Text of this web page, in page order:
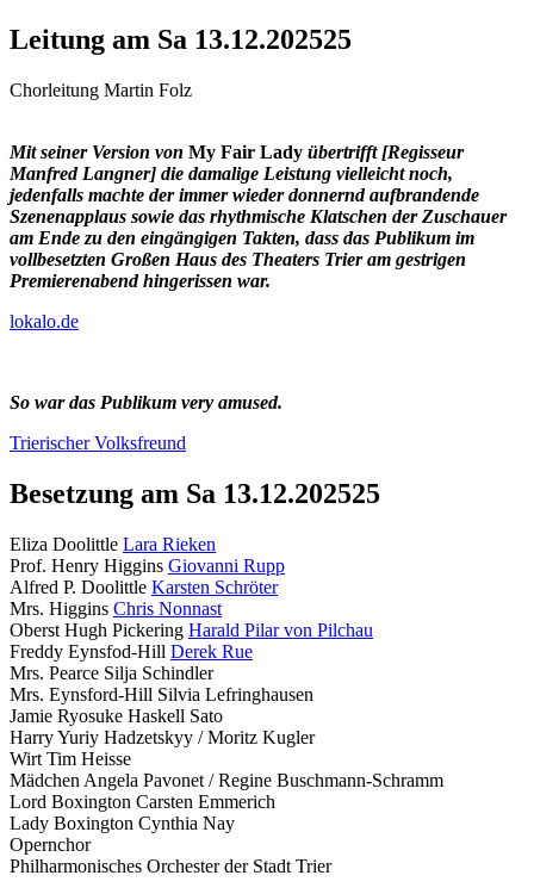
Leitung am Sa 13.12.202525
Chorleitung Martin Folz
Mit seiner Version von My Fair Lady übertrifft [Regisseur
Manfred Langner] die damalige Leistung vielleicht noch,
jedenfalls machte der immer wieder donnernd aufbrandende
Szenenapplaus sowie das rhythmische Klatschen der Zuschauer
am Ende zu den eingängigen Takten, dass das Publikum im
vollbesetzten Großen Haus des Theaters Trier am gestrigen
Premierenabend hingerissen war.
lokalo.de
So war das Publikum very amused.
Trierischer Volksfreund
Besetzung am Sa 13.12.202525
Eliza Doolittle Lara Rieken
Prof. Henry Higgins Giovanni Rupp
Alfred P. Doolittle Karsten Schröter
Mrs. Higgins Chris Nonnast
Oberst Hugh Pickering Harald Pilar von Pilchau
Freddy Eynsfod-Hill Derek Rue
Mrs. Pearce Silja Schindler
Mrs. Eynsford-Hill Silvia Lefringhausen
Jamie Ryosuke Haskell Sato
HarryYuriy Hadzetskyy /Moritz Kugler
Wirt Tim Heisse
Mädchen Angela Pavonet /Regine Buschmann-Schramm
Lord Boxington Carsten Emmerich
Lady Boxington Cynthia Nay
Opernchor
Philharmonisches Orchester der Stadt Trier